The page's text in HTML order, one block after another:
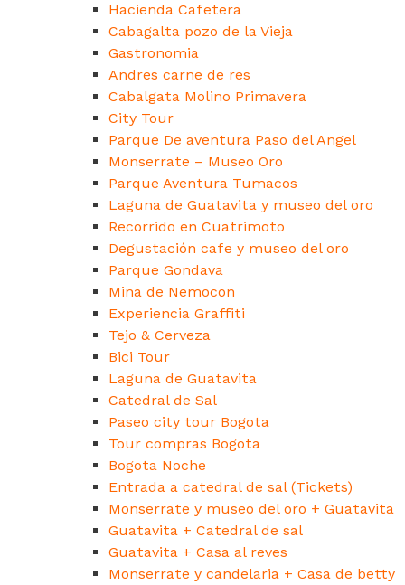
Hacienda Cafetera
Cabagalta pozo de la Vieja
Gastronomia
Andres carne de res
Cabalgata Molino Primavera
City Tour
Parque De aventura Paso del Angel
Monserrate – Museo Oro
Parque Aventura Tumacos
Laguna de Guatavita y museo del oro
Recorrido en Cuatrimoto
Degustación cafe y museo del oro
Parque Gondava
Mina de Nemocon
Experiencia Graffiti
Tejo & Cerveza
Bici Tour
Laguna de Guatavita
Catedral de Sal
Paseo city tour Bogota
Tour compras Bogota
Bogota Noche
Entrada a catedral de sal (Tickets)
Monserrate y museo del oro + Guatavita
Guatavita + Catedral de sal
Guatavita + Casa al reves
Monserrate y candelaria + Casa de betty